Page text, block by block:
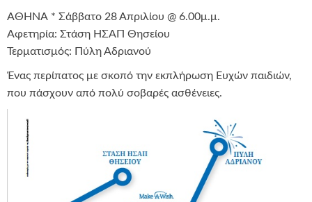
AΘΗΝΑ * Σάββατο 28 Απριλίου @ 6.00μ.μ.
Αφετηρία: Στάση ΗΣΑΠ Θησείου
Τερματισμός: Πύλη Αδριανού
Ένας περίπατος με σκοπό την εκπλήρωση Ευχών παιδιών,
που πάσχουν από πολύ σοβαρές ασθένειες.